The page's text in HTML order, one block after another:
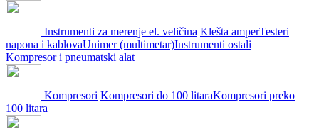
Instrumenti za merenje el. veličina Klešta amperTesteri
napona i kablovaUnimer (multimetar)Instrumenti ostali
Kompresor i pneumatski alat
Kompresori Kompresori do 100 litaraKompresori preko
100 litara